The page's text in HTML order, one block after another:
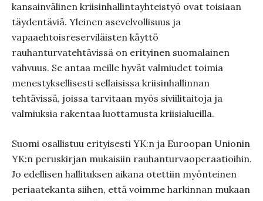
kansainvälinen kriisinhallintayhteistyö ovat toisiaan
täydentäviä. Yleinen asevelvollisuus ja
vapaaehtoisreserviläisten käyttö
rauhanturvatehtävissä on erityinen suomalainen
vahvuus. Se antaa meille hyvät valmiudet toimia
menestyksellisesti sellaisissa kriisinhallinnan
tehtävissä, joissa tarvitaan myös siviilitaitoja ja
valmiuksia rakentaa luottamusta kriisialueilla.
Suomi osallistuu erityisesti YK:n ja Euroopan Unionin
YK:n peruskirjan mukaisiin rauhanturvaoperaatioihin.
Jo edellisen hallituksen aikana otettiin myönteinen
periaatekanta siihen, että voimme harkinnan mukaan